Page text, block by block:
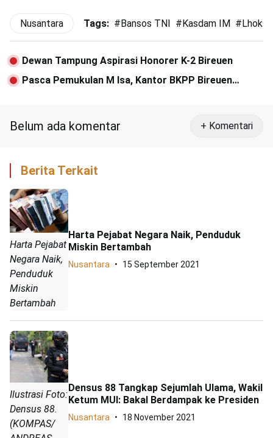
Nusantara Tags: #Bansos TNI #Kasdam IM #
Dewan Tampung Aspirasi Honorer K-2 Bireuen
Pasca Pemukulan M Isa, Kantor BKPP Bireuen
Belum ada komentar + Komentari
Berita Terkait
Harta Pejabat
Negara Naik,
Penduduk
Miskin
Bertambah
Harta Pejabat Negara Naik, Penduduk
Miskin Bertambah
Nusantara 15 September 2021
Ilustrasi Foto:
Densus 88.
(KOMPAS/
Densus 88 Tangkap Sejumlah Ulama, Wakil
Ketum MUI: Bakal Berdampak ke Presiden
Nusantara 18 November 2021